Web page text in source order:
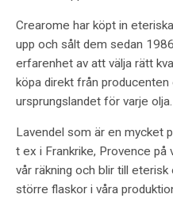
Crearome har köpt in
upp och sålt dem sedan
erfarenhet av att välja rätt
köpa direkt från
ursprungslandet för varje olja.
Lavendel som är en mycket
t ex i Frankrike, Provence
vår räkning och blir till
större flaskor i våra